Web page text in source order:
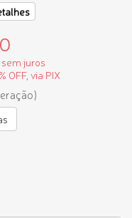
juros
OFF, via PIX